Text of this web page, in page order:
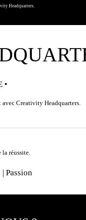
Headquarters.
•
Creativity Headquarters.
réussite.
Passion